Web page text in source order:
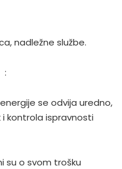
nadležne službe.
se odvija uredno,
kontrola ispravnosti
su o svom trošku